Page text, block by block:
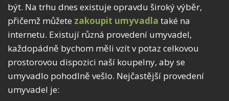
být. Na trhu dnes existuje opravdu široký výběr,
přičemž můžete zakoupit umyvadla také na
internetu. Existují různá provedení umyvadel,
každopádně bychom měli vzít v potaz celkovou
prostorovou dispozici naší koupelny, aby se
umyvadlo pohodlně vešlo. Nejčastější provedení
umyvadel je: